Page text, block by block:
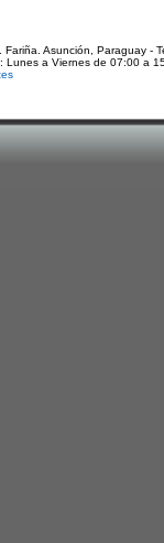
Fariña. Asunción, Paraguay -
Lunes a Viernes de 07:00 a